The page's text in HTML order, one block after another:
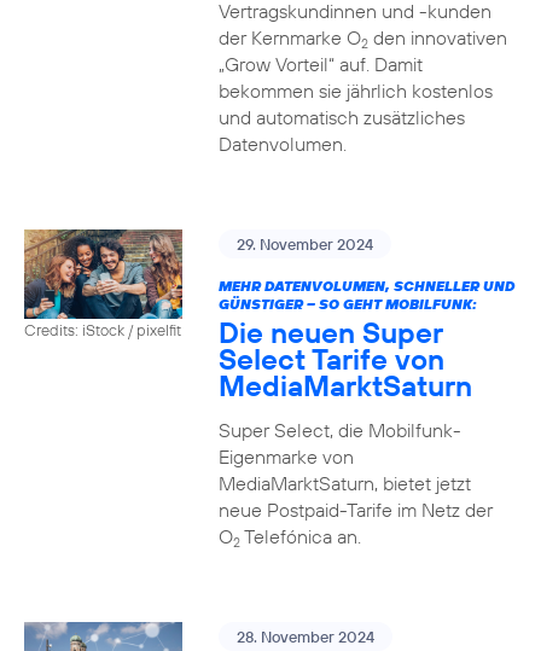
Vertragskundinnen und -kunden
der Kernmarke O2den innovativen
„Grow Vorteil“ auf. Damit
bekommen sie jährlich kostenlos
und automatisch zusätzliches
Datenvolumen.
Credits: iStock / pixelfit
29. November 2024
MEHR DATENVOLUMEN, SCHNELLER UND
GÜNSTIGER – SO GEHT MOBILFUNK:
Die neuen Super
Select Tarife von
MediaMarktSaturn
Super Select, die Mobilfunk-
Eigenmarke von
MediaMarktSaturn, bietet jetzt
neue Postpaid-Tarife im Netz der
O2Telefónica an.
28. November 2024